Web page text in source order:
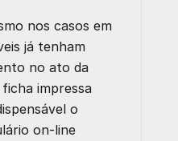
nos casos em
já tenham
no ato da
impressa
o
on-line